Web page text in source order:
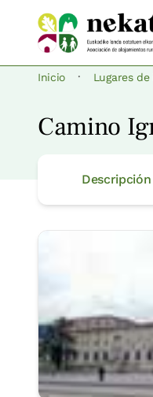
Inicio · Lugares
Camino
Descripción